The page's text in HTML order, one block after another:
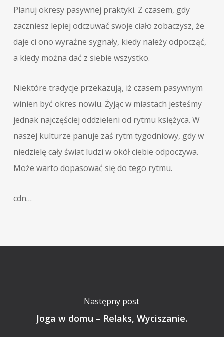
Planuj okresy pasywnej praktyki. Z czasem, gdy
zaczniesz lepiej odczuwać swoje ciało zobaczysz, że
daje ci ono wyraźne sygnały, kiedy należy odpocząć,
a kiedy można dać z siebie wszystko.
Niektóre tradycje przekazują, iż czasem pasywnym
winien być okres nowiu. Żyjąc w miastach jesteśmy
jednak najczęściej oddzieleni od rytmu księżyca. W
naszej kulturze panuje zaś rytm tygodniowy, gdy w
niedzielę cały świat ludzi w okół ciebie odpoczywa.
Może warto dopasować się do tego rytmu.
cdn…
Następny post
Joga w domu – Relaks, Wyciszanie.